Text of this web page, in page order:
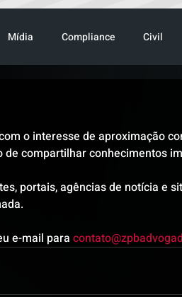
Mídia Compliance Civil
o interesse de aproximação
compartilhar conhecimentos
portais, agências de notícia e
e-mail para